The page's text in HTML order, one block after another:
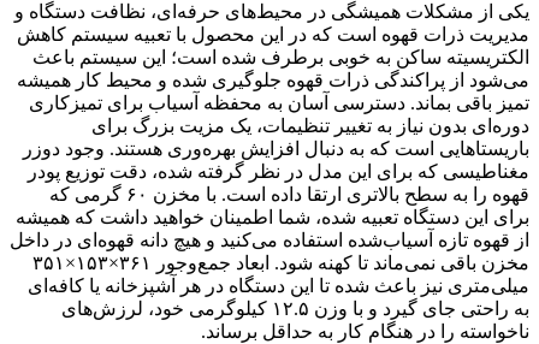
یکی از مشکلات همیشگی در محیط‌های حرفه‌ای، نظافت دستگاه و
مدیریت ذرات قهوه است که در این محصول با تعبیه سیستم کاهش
الکتریسیته ساکن به خوبی برطرف شده است؛ این سیستم باعث
می‌شود از پراکندگی ذرات قهوه جلوگیری شده و محیط کار همیشه
تمیز باقی بماند. دسترسی آسان به محفظه آسیاب برای تمیزکاری
دوره‌ای بدون نیاز به تغییر تنظیمات، یک مزیت بزرگ برای
باریستاهایی است که به دنبال افزایش بهره‌وری هستند. وجود دوزر
مغناطیسی که برای این مدل در نظر گرفته شده، دقت توزیع پودر
قهوه را به سطح بالاتری ارتقا داده است. با مخزن ۶۰ گرمی که
برای این دستگاه تعبیه شده، شما اطمینان خواهید داشت که همیشه
از قهوه تازه آسیاب‌شده استفاده می‌کنید و هیچ دانه قهوه‌ای در داخل
مخزن باقی نمی‌ماند تا کهنه شود. ابعاد جمع‌وجور ۳۶۱×۱۵۳×۳۵۱
میلی‌متری نیز باعث شده تا این دستگاه در هر آشپزخانه یا کافه‌ای
به راحتی جای گیرد و با وزن ۱۲.۵ کیلوگرمی خود، لرزش‌های
ناخواسته را در هنگام کار به حداقل برساند.